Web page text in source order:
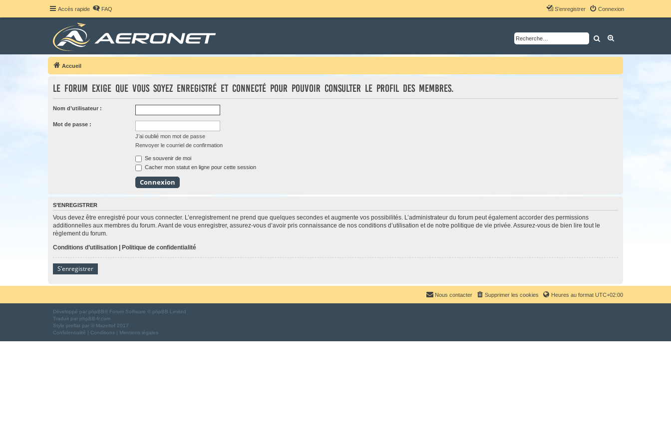
Accès rapide FAQ Connexion
S’enregistrer
Rechercher
Accueil
Le forum exige que vous soyez enregistré et connecté pour pouvoir consulter le profil des membres.
Nom d’utilisateur :
Mot de passe :
J’ai oublié mon mot de passe
Renvoyer le courriel de confirmation
Se souvenir de moi
Cacher mon statut en ligne pour cette session
S’ENREGISTRER
Vous devez être enregistré pour vous connecter. L’enregistrement ne prend que quelques secondes et augmente vos possibilités. L’administrateur du forum peut également accorder des permissions
additionnelles aux membres du forum. Avant de vous enregistrer, assurez-vous d’avoir pris connaissance de nos conditions d’utilisation et de notre politique de vie privée. Assurez-vous de bien lire tout le
règlement du forum.
Conditions d’utilisation | Politique de confidentialité
S’enregistrer
Heures au format UTC+02:00
Supprimer les cookies
Nous contacter
Développé par phpBB® Forum Software © phpBB Limited
Traduit par phpBB-fr.com
Style proflat par © Mazeltof 2017
Confidentialité | Conditions | Mentions légales